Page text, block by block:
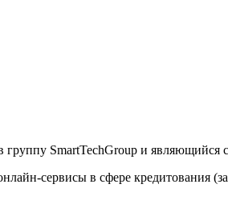
SmartTechGroup и являющийся
сервисы в сфере кредитования